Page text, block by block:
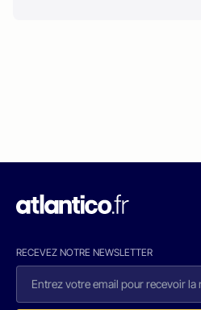
RECEVEZ NOTRE NEWSLETTER